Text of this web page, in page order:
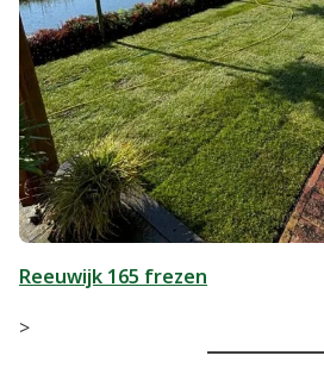
Reeuwijk 165 frezen
>